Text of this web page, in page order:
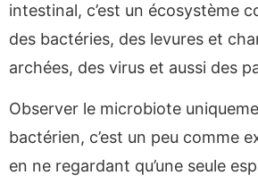
intestinal, c’est un écosystème
des bactéries, des levures et
archées, des virus et aussi des
Observer le microbiote
bactérien, c’est un peu comme
en ne regardant qu’une seule